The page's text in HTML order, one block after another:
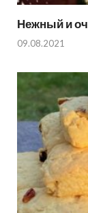
Нежный и
09.08.2021